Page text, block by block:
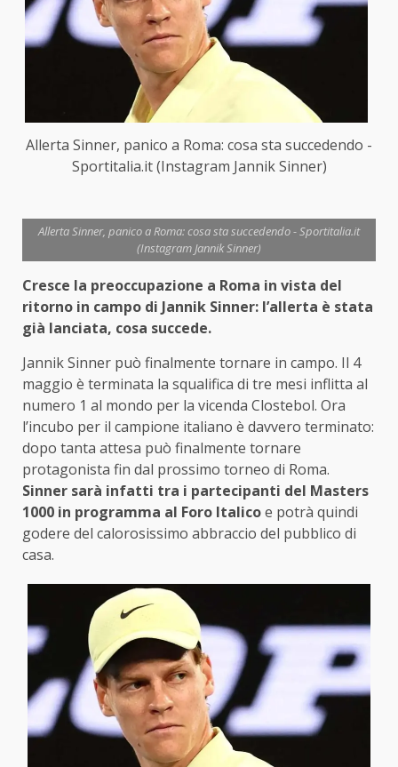
Allerta Sinner, panico a Roma: cosa sta succedendo -
Sportitalia.it (Instagram Jannik Sinner)
Allerta Sinner, panico a Roma: cosa sta succedendo - Sportitalia.it
(Instagram Jannik Sinner)
Cresce la preoccupazione a Roma in vista del
ritorno in campo di Jannik Sinner: l’allerta è stata
già lanciata, cosa succede.
Jannik Sinner può finalmente tornare in campo. Il 4
maggio è terminata la squalifica di tre mesi inflitta al
numero 1 al mondo per la vicenda Clostebol. Ora
l’incubo per il campione italiano è davvero terminato:
dopo tanta attesa può finalmente tornare
protagonista fin dal prossimo torneo di Roma.
Sinner sarà infatti tra i partecipanti del Masters
1000 in programma al Foro Italicoe potrà quindi
godere del calorosissimo abbraccio del pubblico di
casa.